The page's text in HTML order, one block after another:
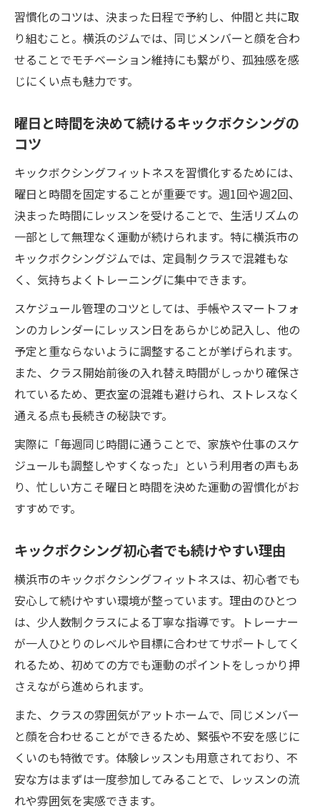
術
横浜のフィットネスで運動習慣を作る秘訣
習慣化しやすいキックボクシングの魅力
変化
由
キックボクシングが運動習慣に適している
理由
成果が出やすいキックボクシングの特徴と
は
少人数制のキックボクシングで効果を実感
キックボクシングが続けやすい環境を作る
初心者も安心のキックボクシングフィット
ネス
ストレス解消を叶える新しい運動コミュニティ
キックボクシングでストレスを爽快に発散
コミュニティで楽しむキックボクシングの
魅力
キックボクシングが叶える心のリフレッシ
ュ
安心して通える運動コミュニティの作り方
キックボクシングで仲間とストレス解消を
続けやすさで選ぶキックボクシングの魅力とは
キックボクシングが続けやすい理由を徹底
スケジュール管理しやすいキックボクシン
グ
利点
キックボクシングで得られる安心感と継続
力
居心地良いコミュニティが続ける秘訣
習慣化のコツは、決まった日程で予約し、仲間と共に取
り組むこと。横浜のジムでは、同じメンバーと顔を合わ
せることでモチベーション維持にも繋がり、孤独感を感
じにくい点も魅力です。
曜日と時間を決めて続けるキックボクシングの
コツ
キックボクシングフィットネスを習慣化するためには、
曜日と時間を固定することが重要です。週1回や週2回、
決まった時間にレッスンを受けることで、生活リズムの
一部として無理なく運動が続けられます。特に横浜市の
キックボクシングジムでは、定員制クラスで混雑もな
く、気持ちよくトレーニングに集中できます。
スケジュール管理のコツとしては、手帳やスマートフォ
ンのカレンダーにレッスン日をあらかじめ記入し、他の
予定と重ならないように調整することが挙げられます。
また、クラス開始前後の入れ替え時間がしっかり確保さ
れているため、更衣室の混雑も避けられ、ストレスなく
通える点も長続きの秘訣です。
実際に「毎週同じ時間に通うことで、家族や仕事のスケ
ジュールも調整しやすくなった」という利用者の声もあ
り、忙しい方こそ曜日と時間を決めた運動の習慣化がお
すすめです。
キックボクシング初心者でも続けやすい理由
横浜市のキックボクシングフィットネスは、初心者でも
安心して続けやすい環境が整っています。理由のひとつ
は、少人数制クラスによる丁寧な指導です。トレーナー
が一人ひとりのレベルや目標に合わせてサポートしてく
れるため、初めての方でも運動のポイントをしっかり押
さえながら進められます。
また、クラスの雰囲気がアットホームで、同じメンバー
と顔を合わせることができるため、緊張や不安を感じに
くいのも特徴です。体験レッスンも用意されており、不
安な方はまずは一度参加してみることで、レッスンの流
れや雰囲気を実感できます。